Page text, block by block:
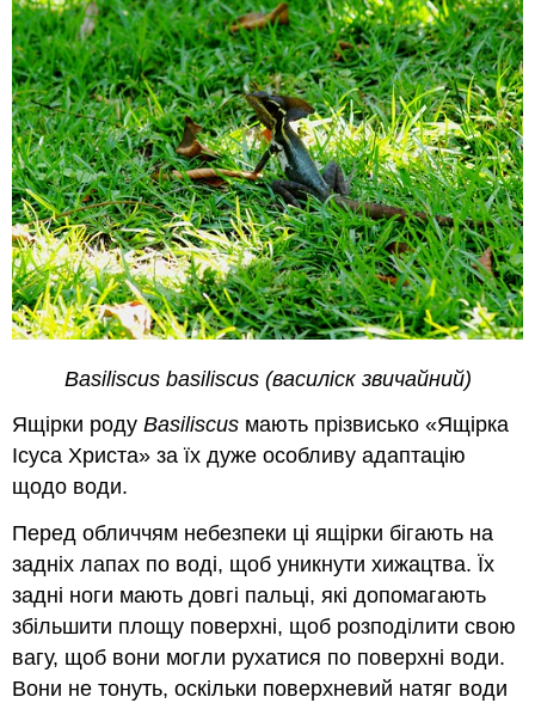
Basiliscus basiliscus (василіск звичайний)
Ящірки родуBasiliscus мають прізвисько «Ящірка
Ісуса Христа» за їх дуже особливу адаптацію
щодо води.
Перед обличчям небезпеки ці ящірки бігають на
задніх лапах по воді, щоб уникнути хижацтва. Їх
задні ноги мають довгі пальці, які допомагають
збільшити площу поверхні, щоб розподілити свою
вагу, щоб вони могли рухатися по поверхні води.
Вони не тонуть, оскільки поверхневий натяг води